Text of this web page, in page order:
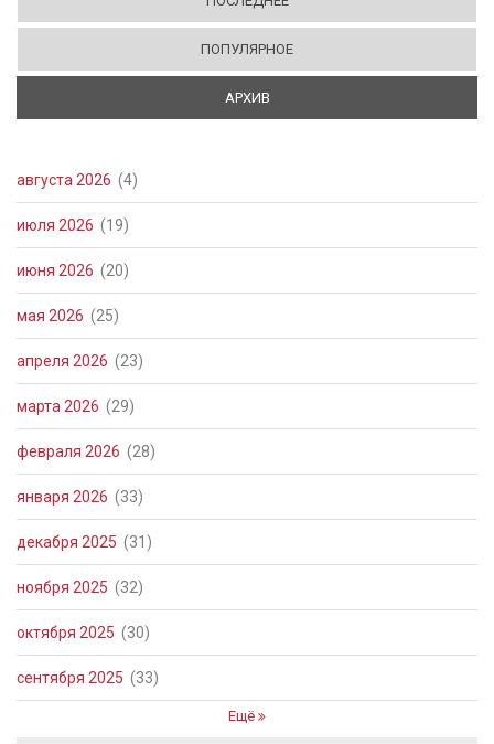
ПОПУЛЯРНОЕ
АРХИВ
августа 2026 (4)
июля 2026 (19)
июня 2026 (20)
мая 2026 (25)
апреля 2026 (23)
марта 2026 (29)
февраля 2026 (28)
января 2026 (33)
декабря 2025 (31)
ноября 2025 (32)
октября 2025 (30)
сентября 2025 (33)
Ещё